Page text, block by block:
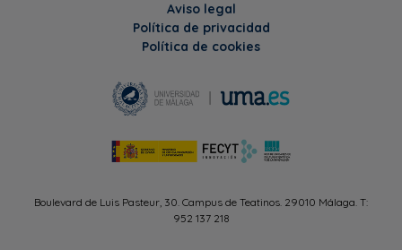
Boulevard de Luis Pasteur, 30. Campus de Teatinos. 29010 Málaga. T:
952 137 218
Aviso legal
Política de privacidad
Política de cookies